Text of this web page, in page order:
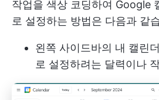
작업을 색상 코딩하여 Google
로 설정하는 방법은 다음과 같
왼쪽 사이드바의 내 캘린
로 설정하려는 달력이나